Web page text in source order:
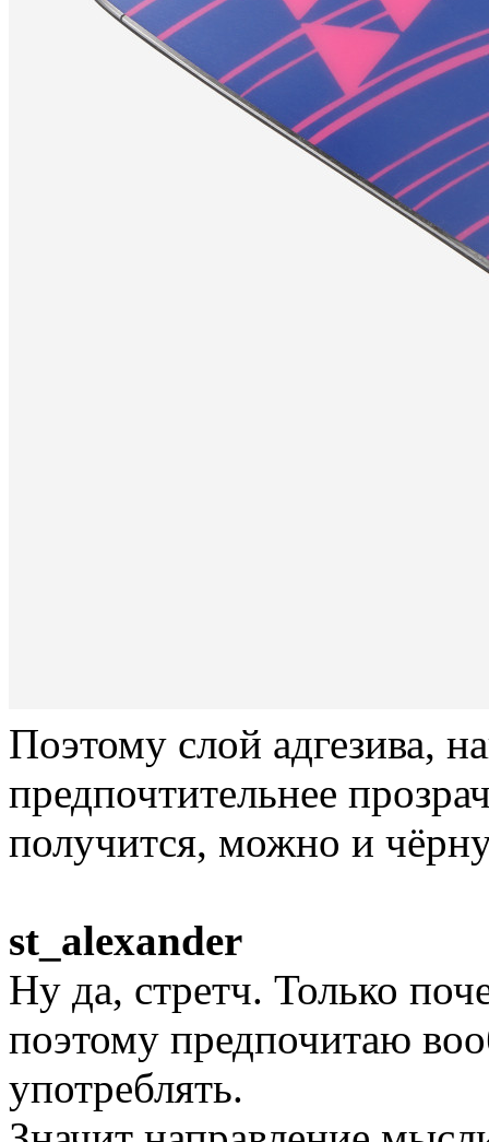
Поэтому слой адгезива,
предпочтительнее
получится, можно и
st_alexander
Ну да, стретч. Только
поэтому предпочитаю
употреблять.